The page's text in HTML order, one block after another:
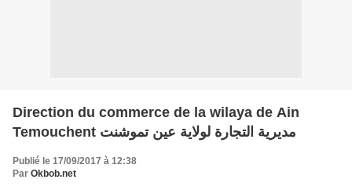
Direction du commerce de la wilaya de Ain
Temouchent مديرية التجارة لولاية عين تموشنت
Publié le 17/09/2017 à 12:38
Par Okbob.net